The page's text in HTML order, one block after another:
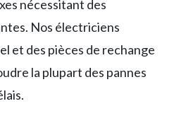
nécessitant des
Nos électriciens
et des pièces de rechange
la plupart des pannes